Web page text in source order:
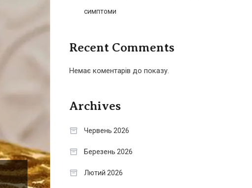
симптоми
Recent Comments
Немає коментарів до показу.
Archives
Червень 2026
Березень 2026
Лютий 2026